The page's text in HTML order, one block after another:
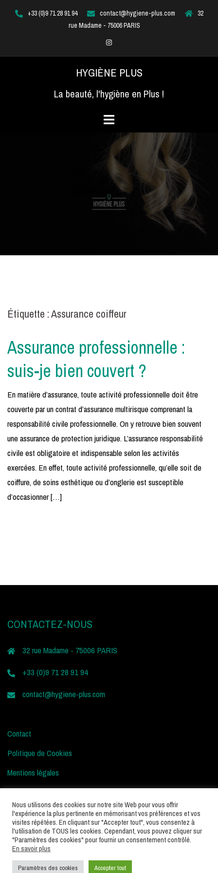
+33 (0)9 71 28 91 94 contact@hygiene-plus.com
32
rue Madame - 75006 PARIS
Instagram
HYGIÈNE PLUS
La beauté, l'hygiène en Plus !
Étiquette :Assurance coiffeur
Assurance professionnelle :
suis-je bien couvert ?
En matière d’assurance, toute activité professionnelle doit être
couverte par un contrat d’assurance multirisque comprenant la
responsabilité civile professionnelle. On y retrouve bien souvent
une assurance de protection juridique. L’assurance responsabilité
civile est obligatoire et indispensable selon les activités
exercées. En effet, toute activité professionnelle, qu’elle soit de
coiffure, de soins esthétique ou d’onglerie est susceptible
d’occasionner […]
CONTACTEZ-NOUS
32 rue Madame - 75006 PARIS
+33 (0)9 71 28 91 94
contact@hygiene-plus.com
Contact
Politique de Cookies
Mentions légales
Conditions d’Utilisation
Nous utilisons des cookies sur notre site Web pour vous offrir
l'expérience la plus pertinente en mémorisant vos préférences et vos
visites répétées. En cliquant sur "Accepter tout", vous consentez à
l'utilisation de TOUS les cookies. Cependant, vous pouvez cliquer sur
"Paramètres des cookies" pour fournir un consentement contrôlé.
En savoir plus
Paramètres des cookies Accepter tout